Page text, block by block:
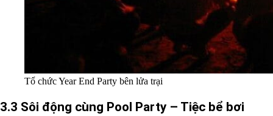
Tổ chức Year End Party bên lửa trại
3.3 Sôi động cùng Pool Party – Tiệc bể bơi